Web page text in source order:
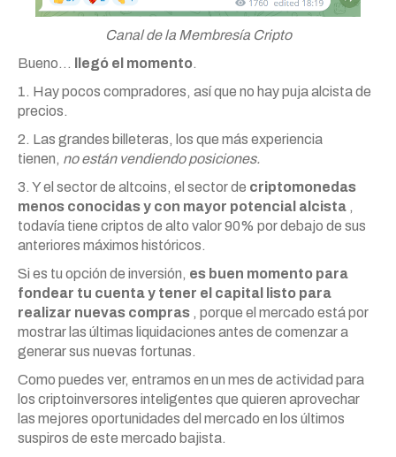
Canal de la Membresía Cripto
Bueno…
llegó el momento.
1. Hay pocos compradores, así que no hay puja alcista de
precios.
2. Las grandes billeteras, los que más experiencia
tienen, no están vendiendo posiciones.
3. Y el sector de altcoins, el sector de criptomonedas
menos conocidas y con mayor potencial alcista ,
todavía tiene criptos de alto valor 90% por debajo de sus
anteriores máximos históricos.
Si es tu opción de inversión, es buen momento para
fondear tu cuenta y tener el capital listo para
realizar nuevas compras , porque el mercado está por
mostrar las últimas liquidaciones antes de comenzar a
generar sus nuevas fortunas.
Como puedes ver, entramos en un mes de actividad para
los criptoinversores inteligentes que quieren aprovechar
las mejores oportunidades del mercado en los últimos
suspiros de este mercado bajista.